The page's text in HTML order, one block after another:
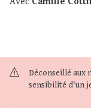
Déconseillé aux
sensibilité d'un